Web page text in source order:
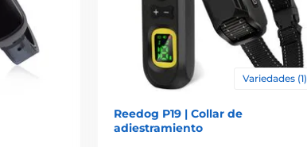
Variedades (1)
Reedog P19 | Collar de
adiestramiento